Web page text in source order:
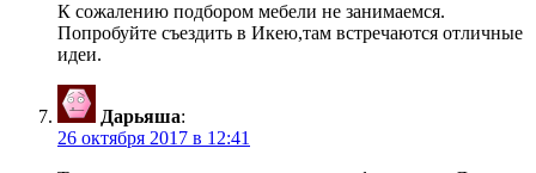
К сожалению подбором мебели не занимаемся.
Попробуйте съездить в Икею,там встречаются отличные
идеи.
Дарьяша:
26 октября 2017 в 12:41